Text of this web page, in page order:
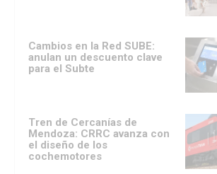
Cambios en la Red SUBE:
anulan un descuento clave
para el Subte
Tren de Cercanías de
Mendoza: CRRC avanza con
el diseño de los
cochemotores